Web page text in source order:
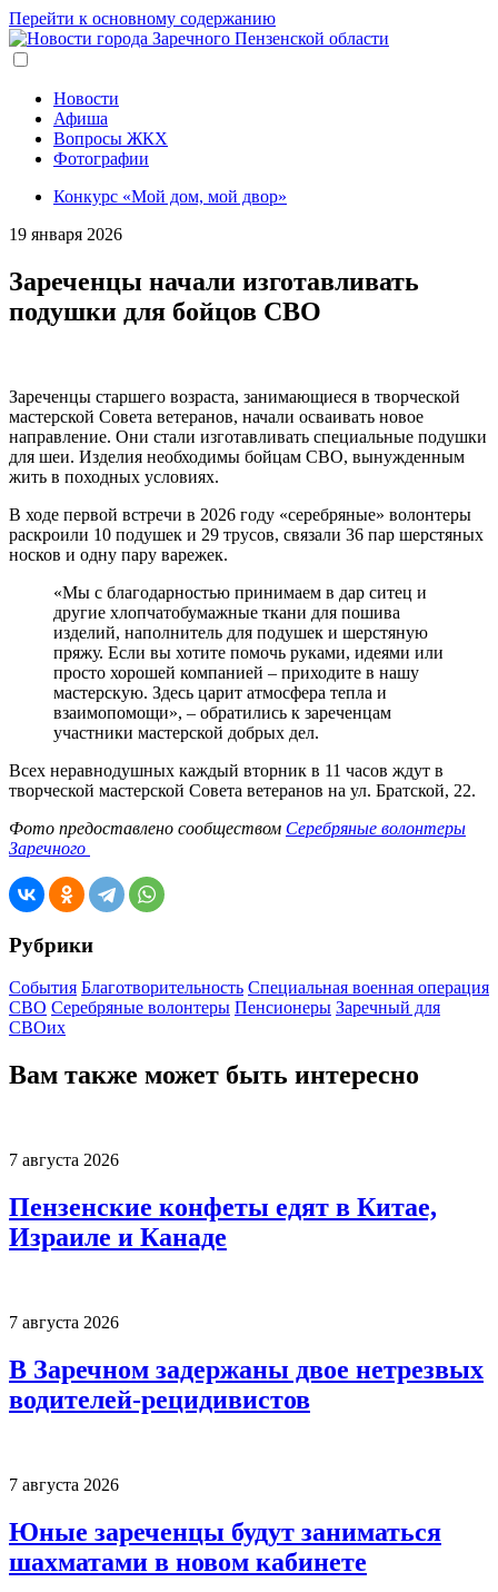
Перейти к основному содержанию
Новости
Афиша
Вопросы ЖКХ
Фотографии
Конкурс «Мой дом, мой двор»
19 января 2026
Зареченцы начали изготавливать
подушки для бойцов СВО
Зареченцы старшего возраста, занимающиеся в творческой
мастерской Совета ветеранов, начали осваивать новое
направление. Они стали изготавливать специальные подушки
для шеи. Изделия необходимы бойцам СВО, вынужденным
жить в походных условиях.
В ходе первой встречи в 2026 году «серебряные» волонтеры
раскроили 10 подушек и 29 трусов, связали 36 пар шерстяных
носков и одну пару варежек.
«Мы с благодарностью принимаем в дар ситец и
другие хлопчатобумажные ткани для пошива
изделий, наполнитель для подушек и шерстяную
пряжу. Если вы хотите помочь руками, идеями или
просто хорошей компанией – приходите в нашу
мастерскую. Здесь царит атмосфера тепла и
взаимопомощи», – обратились к зареченцам
участники мастерской добрых дел.
Всех неравнодушных каждый вторник в 11 часов ждут в
творческой мастерской Совета ветеранов на ул. Братской, 22.
Фото предоставлено сообществом Серебряные волонтеры
Заречного
Рубрики
События Благотворительность Специальная военная операция
СВО Серебряные волонтеры Пенсионеры Заречный для
СВОих
Вам также может быть интересно
7 августа 2026
Пензенские конфеты едят в Китае,
Израиле и Канаде
7 августа 2026
В Заречном задержаны двое нетрезвых
водителей-рецидивистов
7 августа 2026
Юные зареченцы будут заниматься
шахматами в новом кабинете